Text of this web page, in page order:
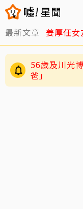
最新文章 姜厚任女
56歲及川光
爸」